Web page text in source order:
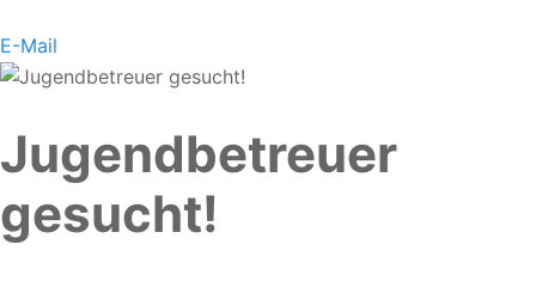
E-Mail
Jugendbetreuer
gesucht!